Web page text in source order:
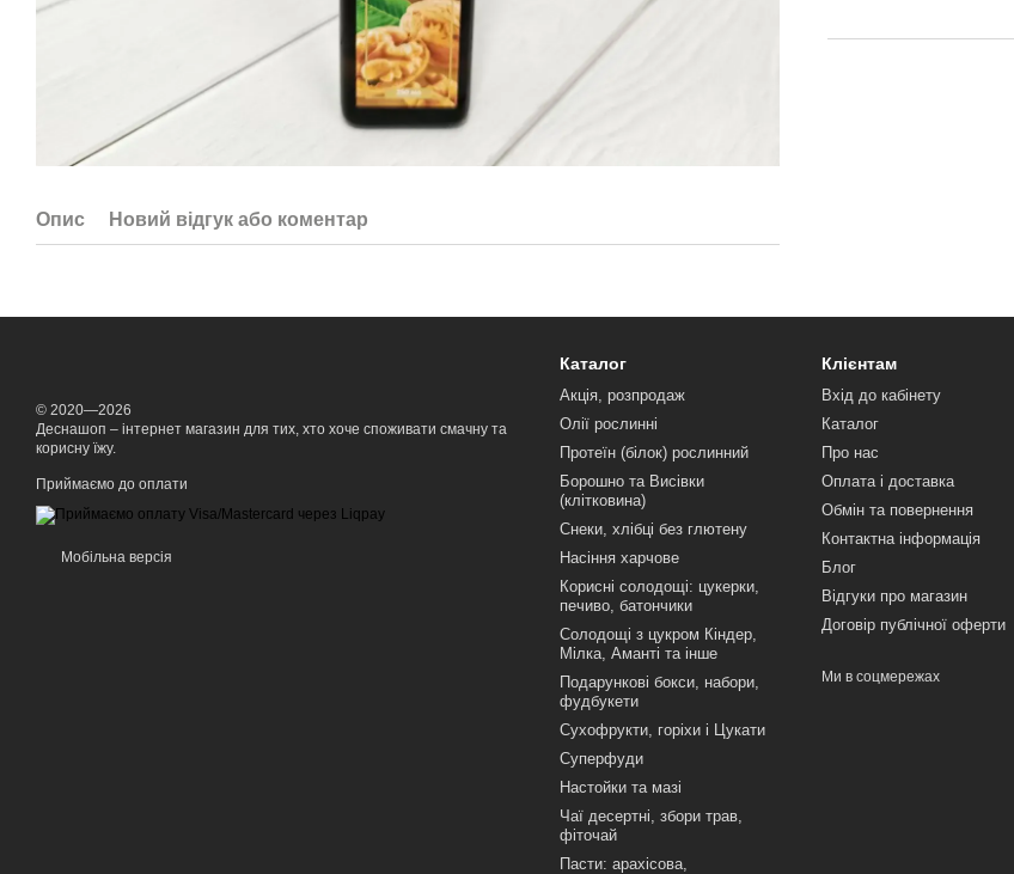
Опис Новий відгук або коментар
© 2020—2026
Деснашоп – інтернет магазин для тих, хто хоче споживати смачну та
корисну їжу.
Приймаємо до оплати
Мобільна версія
Каталог
Акція, розпродаж
Олії рослинні
Протеїн (білок) рослинний
Борошно та Висівки
(клітковина)
Снеки, хлібці без глютену
Насіння харчове
Корисні солодощі: цукерки,
печиво, батончики
Солодощі з цукром Кіндер,
Мілка, Аманті та інше
Подарункові бокси, набори,
фудбукети
Сухофрукти, горіхи і Цукати
Суперфуди
Настойки та мазі
Чаї десертні, збори трав,
фіточай
Пасти: арахісова,
Клієнтам
Вхід до кабінету
Каталог
Про нас
Оплата і доставка
Обмін та повернення
Контактна інформація
Блог
Відгуки про магазин
Договір публічної оферти
Ми в соцмережах